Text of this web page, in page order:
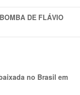
DE FLÁVIO
no Brasil em